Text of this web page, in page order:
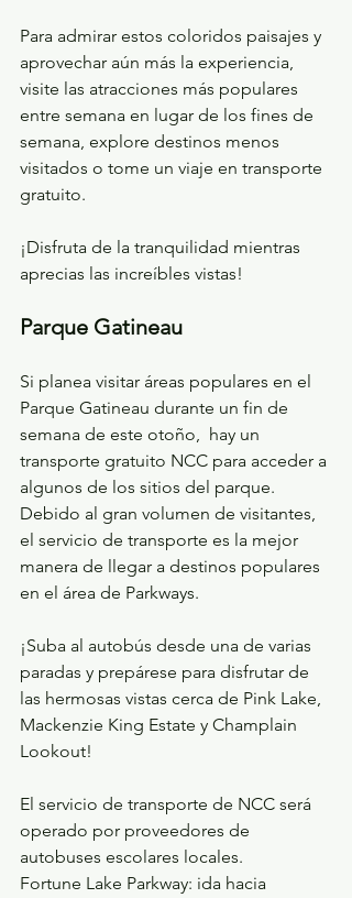
Para admirar estos coloridos paisajes y
aprovechar aún más la experiencia,
visite las atracciones más populares
entre semana en lugar de los fines de
semana, explore destinos menos
visitados o tome un viaje en transporte
gratuito.
¡Disfruta de la tranquilidad mientras
aprecias las increíbles vistas!
Parque Gatineau
Si planea visitar áreas populares en el
Parque Gatineau durante un fin de
semana de este otoño,  hay un
transporte gratuito NCC para acceder a
algunos de los sitios del parque.
Debido al gran volumen de visitantes,
el servicio de transporte es la mejor
manera de llegar a destinos populares
en el área de Parkways.
¡Suba al autobús desde una de varias
paradas y prepárese para disfrutar de
las hermosas vistas cerca de Pink Lake,
Mackenzie King Estate y Champlain
Lookout!
El servicio de transporte de NCC será
operado por proveedores de
autobuses escolares locales.
Fortune Lake Parkway: ida hacia